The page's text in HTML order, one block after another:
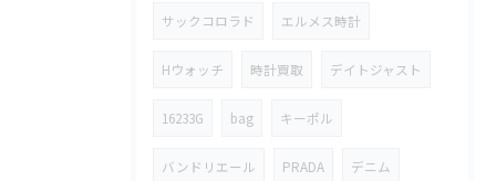
サックコロラド エルメス時計
Hウォッチ 時計買取 デイトジャスト
16233G bag キーポル
バンドリエール PRADA デニム